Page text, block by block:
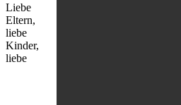
Liebe
Eltern,
liebe
Kinder,
liebe